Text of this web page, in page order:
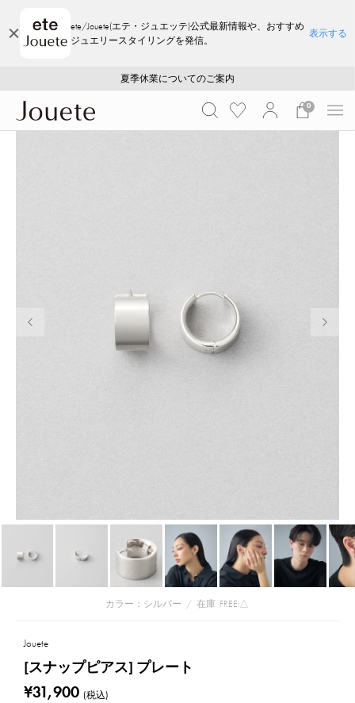
ete/Jouete(エテ・ジュエッテ)公式最新情報や、おすすめ
ジュエリースタイリングを発信。
表示する
採用のご案内
ご注文いただいたお品物のお届け状況について
夏季休業についてのご案内
WEB LIMITED ITEMS >>
採用のご案内
ご注文いただいたお品物のお届け状況について
0
カラー：シルバー / 在庫 FREE:△
Jouete
[スナップピアス] プレート
¥31,900 (税込)